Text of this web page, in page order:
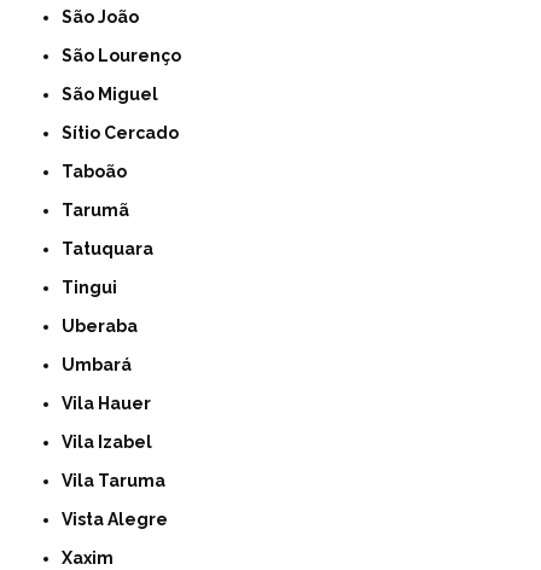
São João
São Lourenço
São Miguel
Sítio Cercado
Taboão
Tarumã
Tatuquara
Tingui
Uberaba
Umbará
Vila Hauer
Vila Izabel
Vila Taruma
Vista Alegre
Xaxim